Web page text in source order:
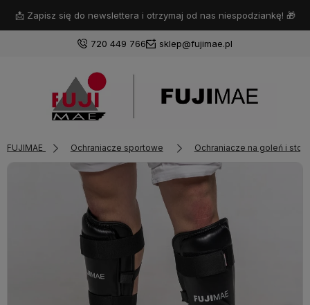
📩 Zapisz się do newslettera i otrzymaj od nas niespodziankę! 🎁
720 449 766 sklep@fujimae.pl
Załóż konto
Wybierz coś dla siebie z naszej aktualnej oferty lub zaloguj
się, aby przywrócić dodane produkty do listy z poprzedniej
sesji.
FUJIMAE Ochraniacze sportowe Ochraniacze na goleń i